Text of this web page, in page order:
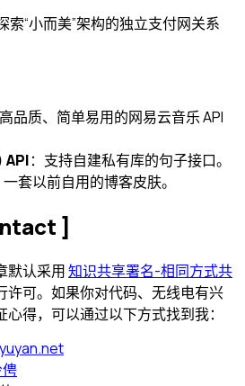
索“小而美”架构的独立支付网关系
品质、简单易用的网易云音乐 API
：支持自建私有库的句子接口。
套以前自用的博客皮肤。
]
默认采用知识共享署名-相同方式共
许可。如果你对代码、无线电有兴
得，可以通过以下方式找到我：